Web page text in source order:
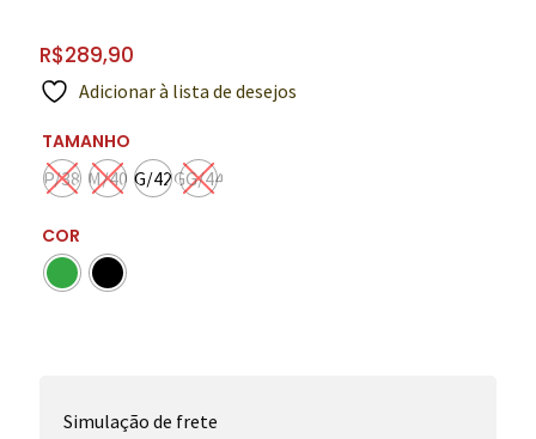
R$289,90
Adicionar à lista de desejos
TAMANHO
P/38 M/40 G/42GG/44
COR
Simulação de frete